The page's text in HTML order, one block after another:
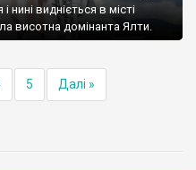
нині видніється в місті
висотна домінанта Ялти.
5 Далі »